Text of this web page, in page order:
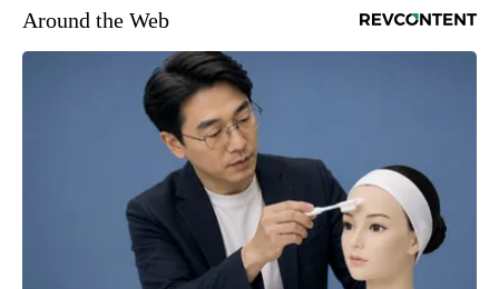
Around the Web